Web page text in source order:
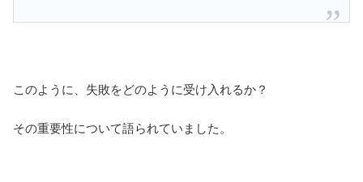
このように、失敗をどのように受け入れるか？
その重要性について語られていました。